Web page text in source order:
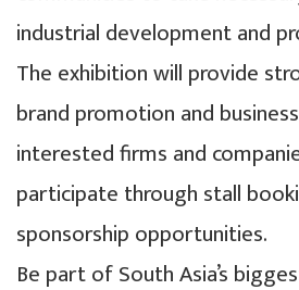
industrial development and
The exhibition will provide
brand promotion and
interested firms and
participate through stall
sponsorship opportunities.
Be part of South Asia’s